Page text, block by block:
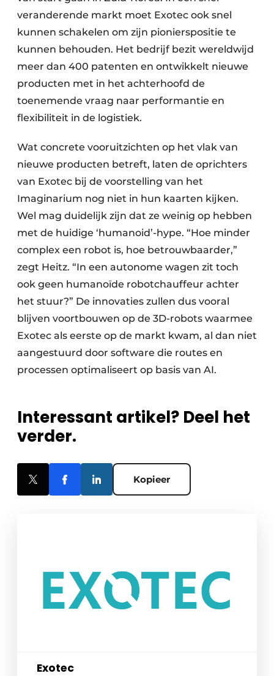
veranderende markt moet Exotec ook snel
kunnen schakelen om zijn pionierspositie te
kunnen behouden. Het bedrijf bezit wereldwijd
meer dan 400 patenten en ontwikkelt nieuwe
producten met in het achterhoofd de
toenemende vraag naar performantie en
flexibiliteit in de logistiek.
Wat concrete vooruitzichten op het vlak van
nieuwe producten betreft, laten de oprichters
van Exotec bij de voorstelling van het
Imaginarium nog niet in hun kaarten kijken.
Wel mag duidelijk zijn dat ze weinig op hebben
met de huidige ‘humanoid’-hype. “Hoe minder
complex een robot is, hoe betrouwbaarder,”
zegt Heitz. “In een autonome wagen zit toch
ook geen humanoïde robotchauffeur achter
het stuur?” De innovaties zullen dus vooral
blijven voortbouwen op de 3D-robots waarmee
Exotec als eerste op de markt kwam, al dan niet
aangestuurd door software die routes en
processen optimaliseert op basis van AI.
Interessant artikel? Deel het
verder.
Kopieer
Exotec